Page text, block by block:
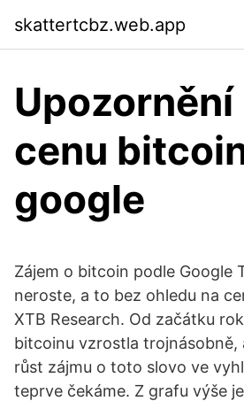
skattertcbz.web.app
Upozornění
cenu
google
Zájem o bitcoin podle Google
neroste, a to bez ohledu na
XTB Research. Od začátku
bitcoinu vzrostla trojnásobně,
růst zájmu o toto slovo ve
teprve čekáme. Z grafu výše